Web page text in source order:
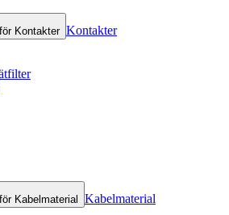
Kontakter Kontakter
Kabelmaterial Kabelmaterial